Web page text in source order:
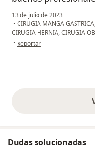
13 de julio de 2023
• CIRUGIA MANGA
CIRUGIA HERNIA, CIRUGIA
• en opinión del usuario Ronal
Reportar
Dudas solucionadas